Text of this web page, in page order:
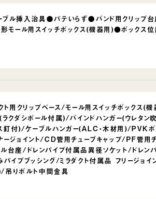
ル挿入治具●パテいらず●バンド用クリップ
モール用スイッチボックス(機器用)●ボックス
ト用クリップベース/モール用スイッチボックス(
ダシポール付属)/バインドハンガー(ウレタン
釘付)/ケーブルハンガー(ALC・木材用)/PVK
ジョイント/CD管用チューブキャップ/PF管用
台座/ドレンパイプ付属品異径ソケット/ドレン
イプブッシング/ミラダクト付属品 フリージョ
吊りボルト中間金具